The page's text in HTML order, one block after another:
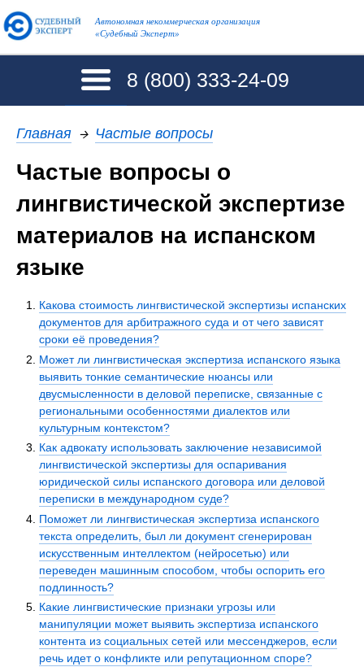
Автономная некоммерческая организация
«Судебный Эксперт»
8 (800) 333-24-09
Главная → Частые вопросы
Частые вопросы о
лингвистической экспертизе
материалов на испанском
языке
Какова стоимость лингвистической экспертизы испанских
документов для арбитражного суда и от чего зависят
сроки её проведения?
Может ли лингвистическая экспертиза испанского языка
выявить тонкие семантические нюансы или
двусмысленности в деловой переписке, связанные с
региональными особенностями диалектов или
культурным контекстом?
Как адвокату использовать заключение независимой
лингвистической экспертизы для оспаривания
юридической силы испанского договора или деловой
переписки в международном суде?
Поможет ли лингвистическая экспертиза испанского
текста определить, был ли документ сгенерирован
искусственным интеллектом (нейросетью) или
переведен машинным способом, чтобы оспорить его
подлинность?
Какие лингвистические признаки угрозы или
манипуляции может выявить экспертиза испанского
контента из социальных сетей или мессенджеров, если
речь идет о конфликте или репутационном споре?